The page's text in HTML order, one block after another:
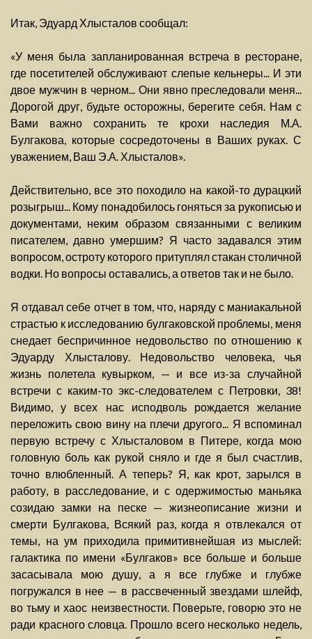
Итак, Эдуард Хлысталов сообщал:
«У меня была запланированная встреча в ресторане,
где посетителей обслуживают слепые кельнеры... И эти
двое мужчин в черном... Они явно преследовали меня...
Дорогой друг, будьте осторожны, берегите себя. Нам с
Вами важно сохранить те крохи наследия М.А.
Булгакова, которые сосредоточены в Ваших руках. С
уважением, Ваш Э.А. Хлысталов».
Действительно, все это походило на какой-то дурацкий
розыгрыш... Кому понадобилось гоняться за рукописью и
документами, неким образом связанными с великим
писателем, давно умершим? Я часто задавался этим
вопросом, остроту которого притуплял стакан столичной
водки. Но вопросы оставались, а ответов так и не было.
Я отдавал себе отчет в том, что, наряду с маниакальной
страстью к исследованию булгаковской проблемы, меня
снедает беспричинное недовольство по отношению к
Эдуарду Хлысталову. Недовольство человека, чья
жизнь полетела кувырком, — и все из-за случайной
встречи с каким-то экс-следователем с Петровки, 38!
Видимо, у всех нас исподволь рождается желание
переложить свою вину на плечи другого... Я вспоминал
первую встречу с Хлысталовом в Питере, когда мою
головную боль как рукой сняло и где я был счастлив,
точно влюбленный. А теперь? Я, как крот, зарылся в
работу, в расследование, и с одержимостью маньяка
созидаю замки на песке — жизнеописание жизни и
смерти Булгакова, Всякий раз, когда я отвлекался от
темы, на ум приходила примитивнейшая из мыслей:
галактика по имени «Булгаков» все больше и больше
засасывала мою душу, а я все глубже и глубже
погружался в нее — в рассвеченный звездами шлейф,
во тьму и хаос неизвестности. Поверьте, говорю это не
ради красного словца. Прошло всего несколько недель,